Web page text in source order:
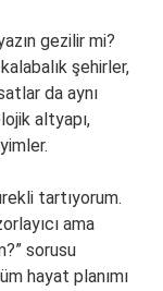
gezilir mi?
şehirler,
da aynı
altyapı,
tartıyorum.
ama
sorusu
hayat planımı